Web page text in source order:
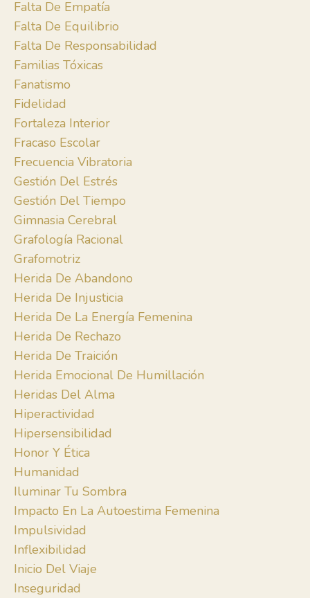
Falta De Empatía
Falta De Equilibrio
Falta De Responsabilidad
Familias Tóxicas
Fanatismo
Fidelidad
Fortaleza Interior
Fracaso Escolar
Frecuencia Vibratoria
Gestión Del Estrés
Gestión Del Tiempo
Gimnasia Cerebral
Grafología Racional
Grafomotriz
Herida De Abandono
Herida De Injusticia
Herida De La Energía Femenina
Herida De Rechazo
Herida De Traición
Herida Emocional De Humillación
Heridas Del Alma
Hiperactividad
Hipersensibilidad
Honor Y Ética
Humanidad
Iluminar Tu Sombra
Impacto En La Autoestima Femenina
Impulsividad
Inflexibilidad
Inicio Del Viaje
Inseguridad